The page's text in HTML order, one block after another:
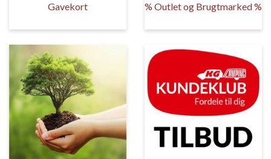
Gavekort % Outlet og Brugtmarked %